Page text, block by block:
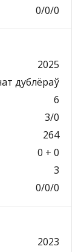
0/0/0
2025
дублёраў
6
3/0
264
0 + 0
3
0/0/0
2023